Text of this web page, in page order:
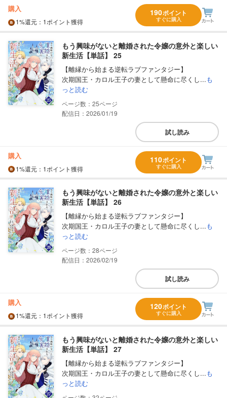
購入
1%還元 ：1ポイント獲得
190ポイント
すぐに購入
もう興味がないと離婚された令嬢の意外と楽しい
新生活【単話】 25
【離縁から始まる逆転ラブファンタジー】
次期国王・カロル王子の妻として懸命に尽くし...も
っと読む
25
配信日：2026/01/19
試し読み
購入
1%還元 ：1ポイント獲得
110ポイント
すぐに購入
もう興味がないと離婚された令嬢の意外と楽しい
新生活【単話】 26
【離縁から始まる逆転ラブファンタジー】
次期国王・カロル王子の妻として懸命に尽くし...も
っと読む
28
配信日：2026/02/19
試し読み
購入
1%還元 ：1ポイント獲得
120ポイント
すぐに購入
もう興味がないと離婚された令嬢の意外と楽しい
新生活【単話】 27
【離縁から始まる逆転ラブファンタジー】
次期国王・カロル王子の妻として懸命に尽くし...も
っと読む